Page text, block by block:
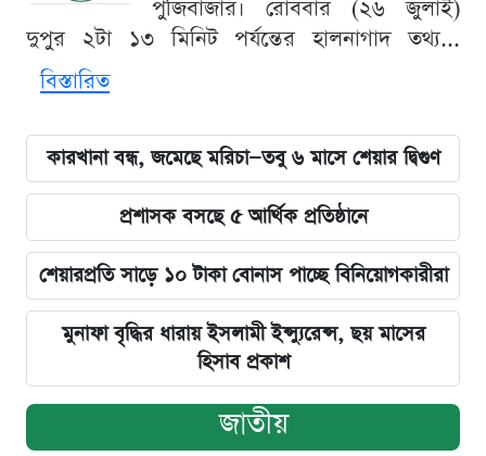
পুঁজিবাজার। রোববার (২৬ জুলাই)
দুপুর ২টা ১৩ মিনিট পর্যন্তের হালনাগাদ তথ্য...
বিস্তারিত
কারখানা বন্ধ, জমেছে মরিচা—তবু ৬ মাসে শেয়ার দ্বিগুণ
প্রশাসক বসছে ৫ আর্থিক প্রতিষ্ঠানে
শেয়ারপ্রতি সাড়ে ১০ টাকা বোনাস পাচ্ছে বিনিয়োগকারীরা
মুনাফা বৃদ্ধির ধারায় ইসলামী ইন্স্যুরেন্স, ছয় মাসের
হিসাব প্রকাশ
জাতীয়